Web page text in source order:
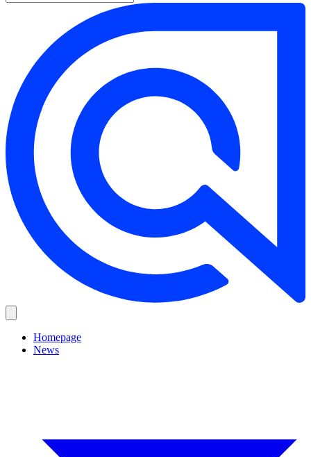
Homepage
News